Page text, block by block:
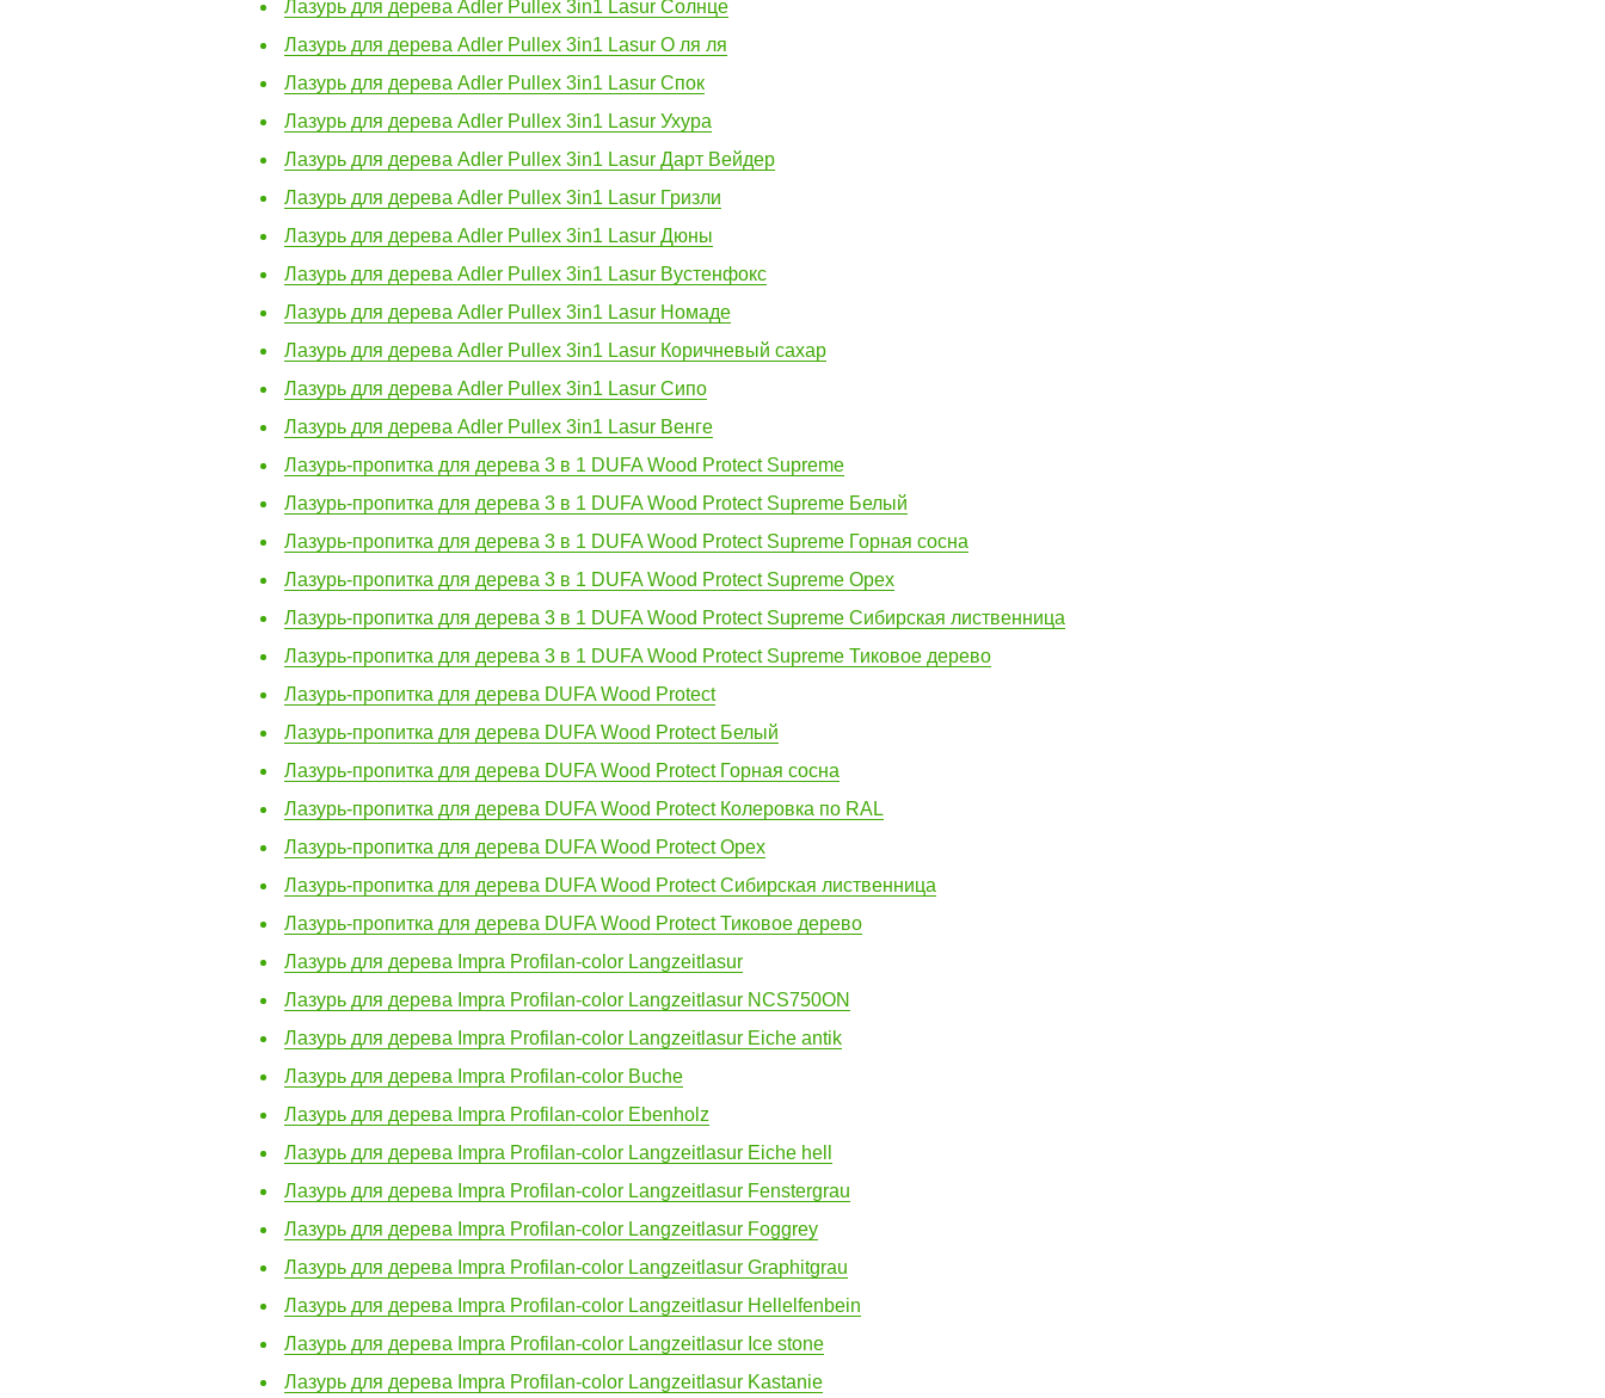
Лазурь для дерева Adler Pullex 3in1 Lasur Солнце
Лазурь для дерева Adler Pullex 3in1 Lasur О ля ля
Лазурь для дерева Adler Pullex 3in1 Lasur Спок
Лазурь для дерева Adler Pullex 3in1 Lasur Ухура
Лазурь для дерева Adler Pullex 3in1 Lasur Дарт Вейдер
Лазурь для дерева Adler Pullex 3in1 Lasur Гризли
Лазурь для дерева Adler Pullex 3in1 Lasur Дюны
Лазурь для дерева Adler Pullex 3in1 Lasur Вустенфокс
Лазурь для дерева Adler Pullex 3in1 Lasur Номаде
Лазурь для дерева Adler Pullex 3in1 Lasur Коричневый сахар
Лазурь для дерева Adler Pullex 3in1 Lasur Сипо
Лазурь для дерева Adler Pullex 3in1 Lasur Венге
Лазурь-пропитка для дерева 3 в 1 DUFA Wood Protect Supreme
Лазурь-пропитка для дерева 3 в 1 DUFA Wood Protect Supreme Белый
Лазурь-пропитка для дерева 3 в 1 DUFA Wood Protect Supreme Горная сосна
Лазурь-пропитка для дерева 3 в 1 DUFA Wood Protect Supreme Орех
Лазурь-пропитка для дерева 3 в 1 DUFA Wood Protect Supreme Сибирская лиственница
Лазурь-пропитка для дерева 3 в 1 DUFA Wood Protect Supreme Тиковое дерево
Лазурь-пропитка для дерева DUFA Wood Protect
Лазурь-пропитка для дерева DUFA Wood Protect Белый
Лазурь-пропитка для дерева DUFA Wood Protect Горная сосна
Лазурь-пропитка для дерева DUFA Wood Protect Колеровка по RAL
Лазурь-пропитка для дерева DUFA Wood Protect Орех
Лазурь-пропитка для дерева DUFA Wood Protect Сибирская лиственница
Лазурь-пропитка для дерева DUFA Wood Protect Тиковое дерево
Лазурь для дерева Impra Profilan-color Langzeitlasur
Лазурь для дерева Impra Profilan-color Langzeitlasur NCS750ON
Лазурь для дерева Impra Profilan-color Langzeitlasur Eiche antik
Лазурь для дерева Impra Profilan-color Buche
Лазурь для дерева Impra Profilan-color Ebenholz
Лазурь для дерева Impra Profilan-color Langzeitlasur Eiche hell
Лазурь для дерева Impra Profilan-color Langzeitlasur Fenstergrau
Лазурь для дерева Impra Profilan-color Langzeitlasur Foggrey
Лазурь для дерева Impra Profilan-color Langzeitlasur Graphitgrau
Лазурь для дерева Impra Profilan-color Langzeitlasur Hellelfenbein
Лазурь для дерева Impra Profilan-color Langzeitlasur Ice stone
Лазурь для дерева Impra Profilan-color Langzeitlasur Kastanie